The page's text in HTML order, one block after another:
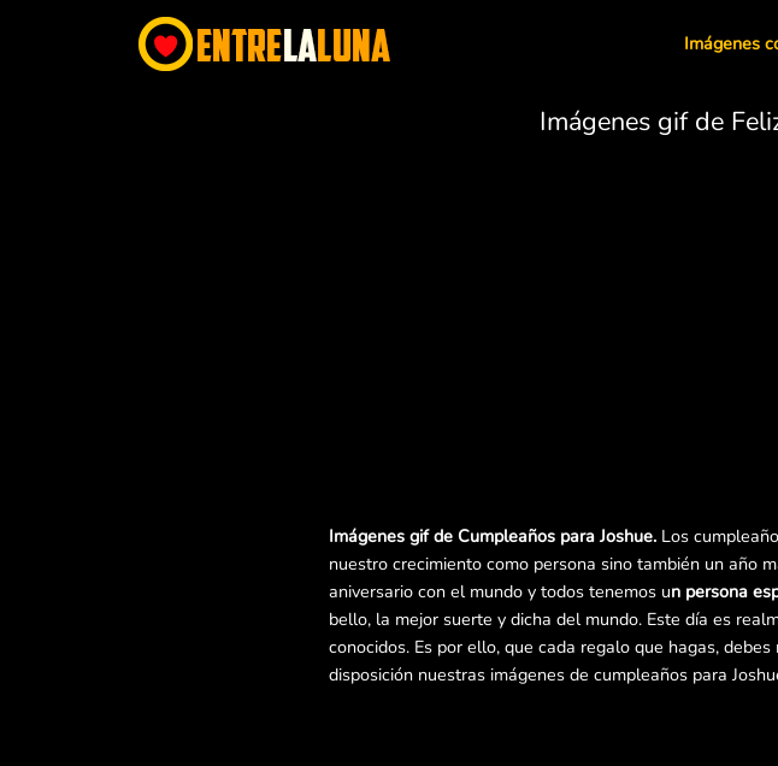
Imágenes
Imágenes gif de
Imágenes gif de Cumpleaños para Joshue. Los
nuestro crecimiento como persona sino también un año
aniversario con el mundo y todos tenemos un persona
bello, la mejor suerte y dicha del mundo. Este día es
conocidos. Es por ello, que cada regalo que hagas,
disposición nuestras imágenes de cumpleaños para